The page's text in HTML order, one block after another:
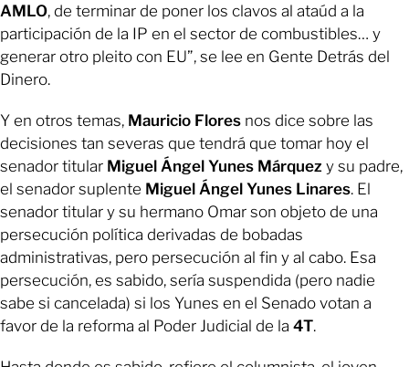
AMLO, de terminar de poner los clavos al ataúd a la
participación de la IP en el sector de combustibles… y
generar otro pleito con EU”, se lee en Gente Detrás del
Dinero.
Y en otros temas, Mauricio Flores nos dice sobre las
decisiones tan severas que tendrá que tomar hoy el
senador titular Miguel Ángel Yunes Márquez y su padre,
el senador suplente Miguel Ángel Yunes Linares. El
senador titular y su hermano Omar son objeto de una
persecución política derivadas de bobadas
administrativas, pero persecución al fin y al cabo. Esa
persecución, es sabido, sería suspendida (pero nadie
sabe si cancelada) si los Yunes en el Senado votan a
favor de la reforma al Poder Judicial de la 4T.